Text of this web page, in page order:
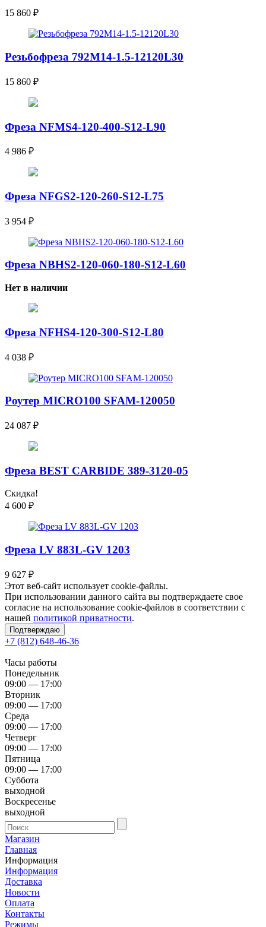
15 860 ₽
Резьбофреза 792M14-1.5-12120L30
15 860 ₽
Фреза NFMS4-120-400-S12-L90
4 986 ₽
Фреза NFGS2-120-260-S12-L75
3 954 ₽
Фреза NBHS2-120-060-180-S12-L60
Нет в наличии
Фреза NFHS4-120-300-S12-L80
4 038 ₽
Роутер MICRO100 SFAM-120050
24 087 ₽
Фреза BEST CARBIDE 389-3120-05
Скидка!
4 600 ₽
Фреза LV 883L-GV 1203
9 627 ₽
Этот веб-сайт использует cookie-файлы.
При использовании данного сайта вы подтверждаете свое
согласие на использование cookie-файлов в соответствии с
нашей политикой приватности.
Подтверждаю
+7 (812) 648-46-36
Часы работы
Понедельник
09:00 — 17:00
Вторник
09:00 — 17:00
Среда
09:00 — 17:00
Четверг
09:00 — 17:00
Пятница
09:00 — 17:00
Суббота
выходной
Воскресенье
выходной
Магазин
Главная
Информация
Информация
Доставка
Новости
Оплата
Контакты
Режимы